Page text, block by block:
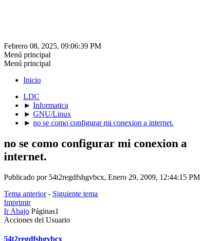
Febrero 08, 2025, 09:06:39 PM
Menú principal
Menú principal
Inicio
LDC
► Informatica
► GNU/Linux
► no se como configurar mi conexion a internet.
no se como configurar mi conexion a
internet.
Publicado por 54t2regdfshgvbcx, Enero 29, 2009, 12:44:15 PM
Tema anterior- Siguiente tema
Imprimir
Ir Abajo Páginas1
Acciones del Usuario
54t2regdfshgvbcx